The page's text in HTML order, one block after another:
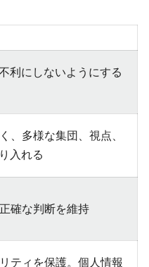
利にしないようにする
、多様な集団、視点、
入れる
確な判断を維持
ティを保護。個人情報